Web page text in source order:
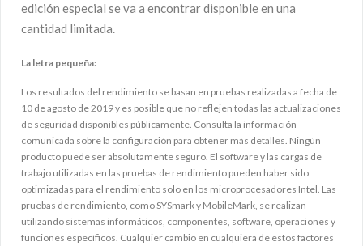
edición especial se va a encontrar disponible en una
cantidad limitada.
La letra pequeña:
Los resultados del rendimiento se basan en pruebas realizadas a fecha de
10 de agosto de 2019 y es posible que no reflejen todas las actualizaciones
de seguridad disponibles públicamente. Consulta la información
comunicada sobre la configuración para obtener más detalles. Ningún
producto puede ser absolutamente seguro. El software y las cargas de
trabajo utilizadas en las pruebas de rendimiento pueden haber sido
optimizadas para el rendimiento solo en los microprocesadores Intel. Las
pruebas de rendimiento, como SYSmark y MobileMark, se realizan
utilizando sistemas informáticos, componentes, software, operaciones y
funciones específicos. Cualquier cambio en cualquiera de estos factores